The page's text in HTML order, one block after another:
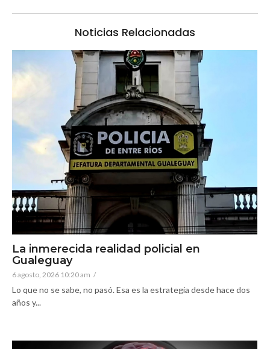
Noticias Relacionadas
La inmerecida realidad policial en
Gualeguay
6 agosto, 2026 10:20 am /
Lo que no se sabe, no pasó. Esa es la estrategia desde hace dos
años y...